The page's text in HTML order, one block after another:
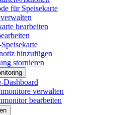
für Speisekarte
bearbeiten
hinzufügen
stornieren
Dashboard
verwalten
bearbeiten